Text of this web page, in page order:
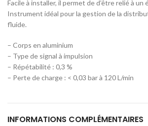
Facile à installer, il permet de d’être relié à un
Instrument idéal pour la gestion de la
fluide.
– Corps en aluminium
– Type de signal à impulsion
– Répétabilité : 0,3 %
– Perte de charge : < 0,03 bar à 120 L/min
INFORMATIONS COMPLÉMENTAIRES